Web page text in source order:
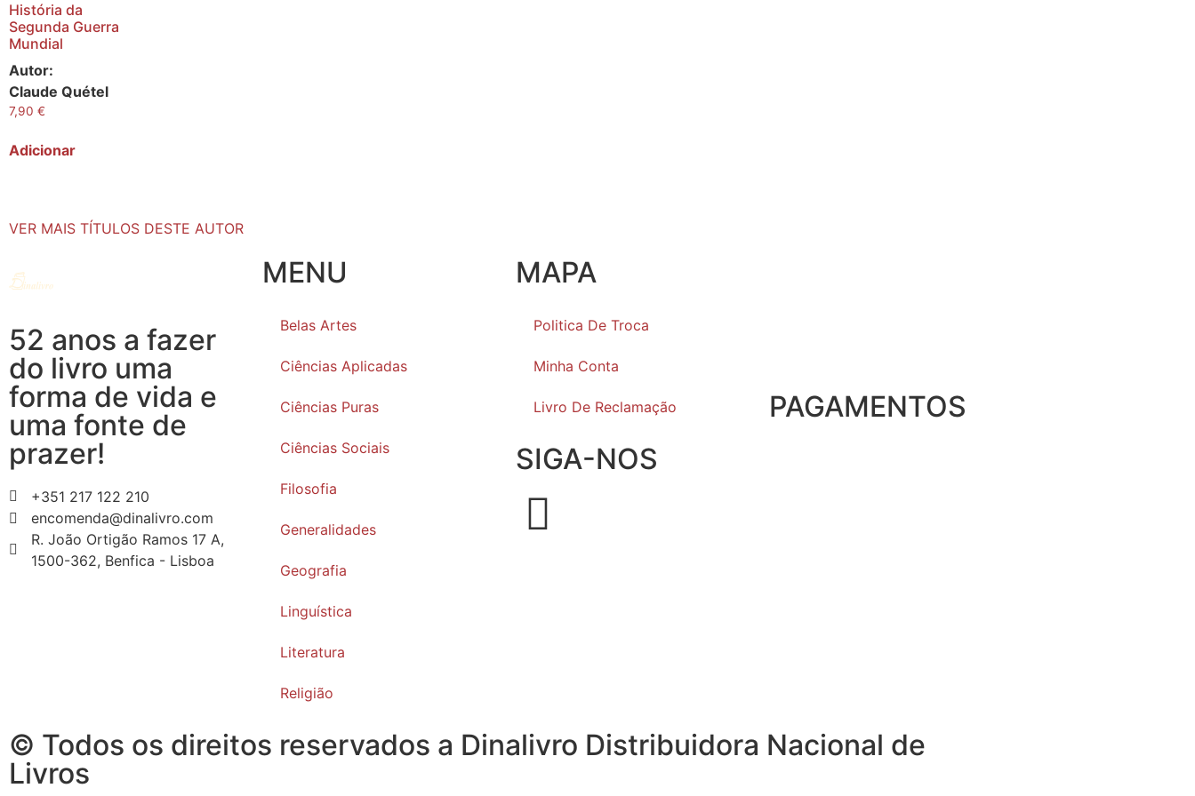
História da
Segunda Guerra
Mundial
Autor:
Claude Quétel
7,90 €
Adicionar
VER MAIS TÍTULOS DESTE AUTOR
52 anos a fazer
do livro uma
forma de vida e
uma fonte de
prazer!
+351 217 122 210
encomenda@dinalivro.com
R. João Ortigão Ramos 17 A,
1500-362, Benfica - Lisboa
MENU
Belas Artes
Ciências Aplicadas
Ciências Puras
Ciências Sociais
Filosofia
Generalidades
Geografia
Linguística
Literatura
Religião
MAPA
Politica De Troca
Minha Conta
Livro De Reclamação
SIGA-NOS
PAGAMENTOS
© Todos os direitos reservados a Dinalivro Distribuidora Nacional de
Livros